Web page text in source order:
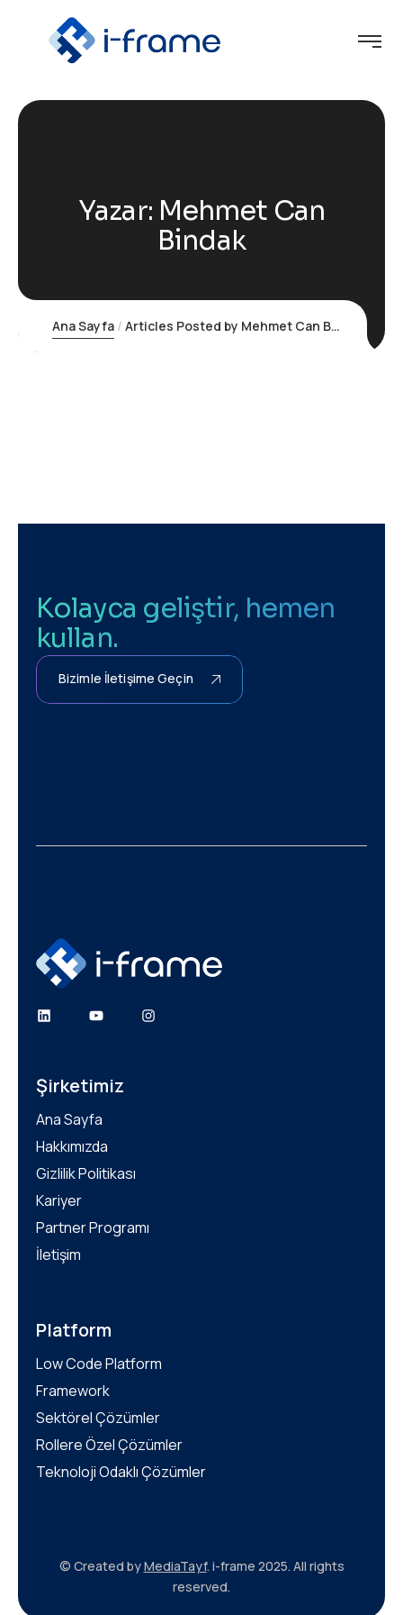
Yazar: Mehmet Can
Bindak
Ana Sayfa Articles Posted by Mehmet Can Bindak
Kolayca geliştir, hemen
kullan.
Bizimle İletişime Geçin
LinkedInYouTubeInstagram
Şirketimiz
Ana Sayfa
Hakkımızda
Gizlilik Politikası
Kariyer
Partner Programı
İletişim
Platform
Low Code Platform
Framework
Sektörel Çözümler
Rollere Özel Çözümler
Teknoloji Odaklı Çözümler
© Created byMediaTayf. i-frame 2025. All rights
reserved.